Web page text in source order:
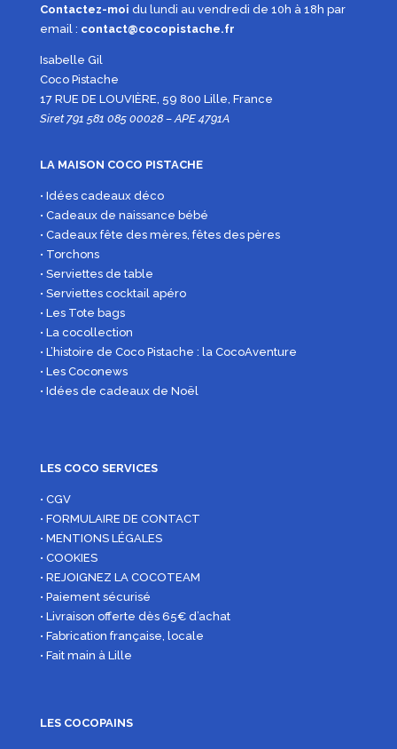
Contactez-moi du lundi au vendredi de 10h à 18h par
email : contact@cocopistache.fr
Isabelle Gil
Coco Pistache
17 RUE DE LOUVIÈRE, 59 800 Lille, France
Siret 791 581 085 00028 – APE 4791A
LA MAISON COCO PISTACHE
• Idées cadeaux déco
• Cadeaux de naissance bébé
• Cadeaux fête des mères, fêtes des pères
• Torchons
• Serviettes de table
• Serviettes cocktail apéro
• Les Tote bags
• La cocollection
• L’histoire de Coco Pistache : la CocoAventure
• Les Coconews
• Idées de cadeaux de Noël
LES COCO SERVICES
• CGV
• FORMULAIRE DE CONTACT
• MENTIONS LÉGALES
• COOKIES
• REJOIGNEZ LA COCOTEAM
• Paiement sécurisé
• Livraison offerte dès 65€ d’achat
• Fabrication française, locale
• Fait main à Lille
LES COCOPAINS